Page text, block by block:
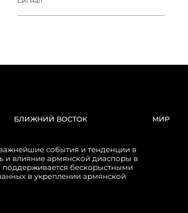
БЛИЖНИЙ ВОСТОК МИР
события и тенденции в
и влияние армянской диаспоры в
поддерживается бескорыстными
в укреплении армянской